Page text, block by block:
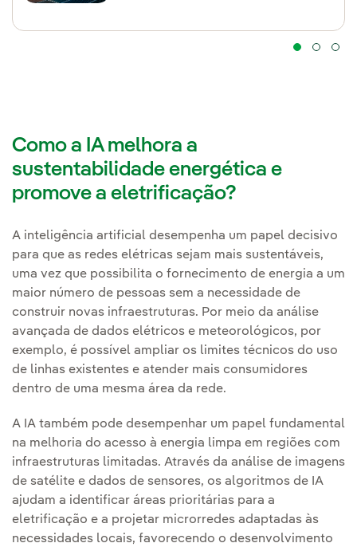
Como a IA melhora a
sustentabilidade energética e
promove a eletrificação?
A inteligência artificial desempenha um papel decisivo
para que as redes elétricas sejam mais sustentáveis,
uma vez que possibilita o fornecimento de energia a um
maior número de pessoas sem a necessidade de
construir novas infraestruturas. Por meio da análise
avançada de dados elétricos e meteorológicos, por
exemplo, é possível ampliar os limites técnicos do uso
de linhas existentes e atender mais consumidores
dentro de uma mesma área da rede.
A IA também pode desempenhar um papel fundamental
na melhoria do acesso à energia limpa em regiões com
infraestruturas limitadas. Através da análise de imagens
de satélite e dados de sensores, os algoritmos de IA
ajudam a identificar áreas prioritárias para a
eletrificação e a projetar microrredes adaptadas às
necessidades locais, favorecendo o desenvolvimento